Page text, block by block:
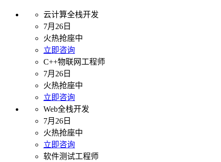
云计算全栈开发
7月26日
火热抢座中
立即咨询
C++物联网工程师
7月26日
火热抢座中
立即咨询
Web全栈开发
7月26日
火热抢座中
立即咨询
软件测试工程师